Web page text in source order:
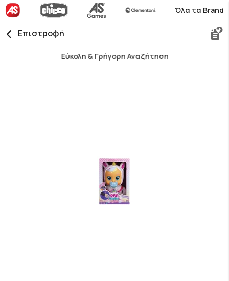
Όλα τα Brand
Επιστροφή
Εύκολη & Γρήγορη Αναζήτηση